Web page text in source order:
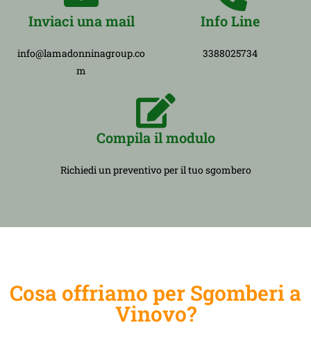
Inviaci una mail
info@lamadonninagroup.co
m
Info Line
3388025734
Compila il modulo
Richiedi un preventivo per il tuo sgombero
Cosa offriamo per Sgomberi a
Vinovo?